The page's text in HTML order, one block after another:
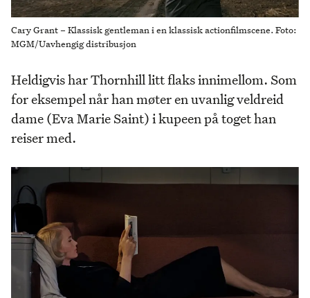
Cary Grant – Klassisk gentleman i en klassisk actionfilmscene. Foto:
MGM/Uavhengig distribusjon
Heldigvis har Thornhill litt flaks innimellom. Som
for eksempel når han møter en uvanlig veldreid
dame (Eva Marie Saint) i kupeen på toget han
reiser med.